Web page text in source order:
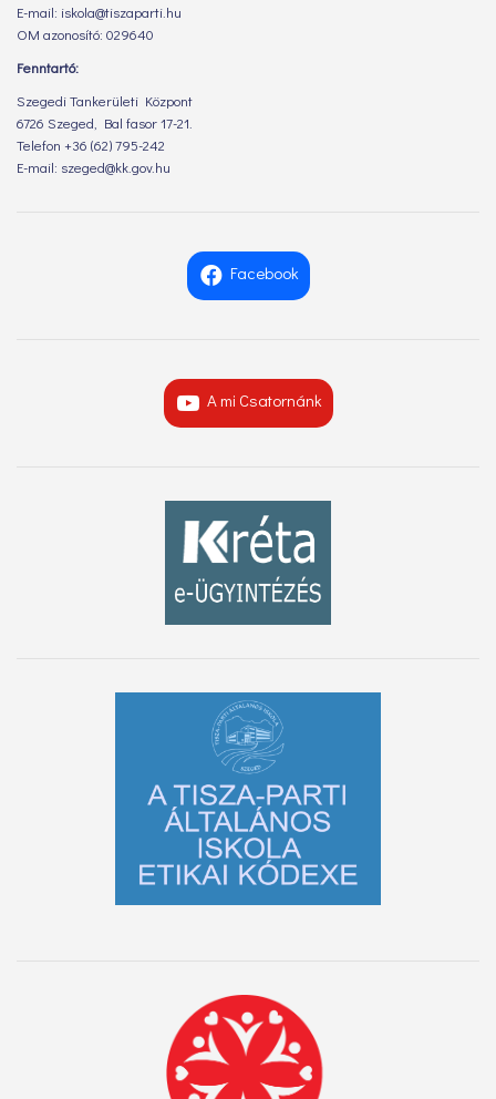
E-mail: iskola@tiszaparti.hu
OM azonosító: 029640
Fenntartó:
Szegedi Tankerületi Központ
6726 Szeged, Bal fasor 17-21.
Telefon +36 (62) 795-242
E-mail: szeged@kk.gov.hu
Facebook
A mi Csatornánk